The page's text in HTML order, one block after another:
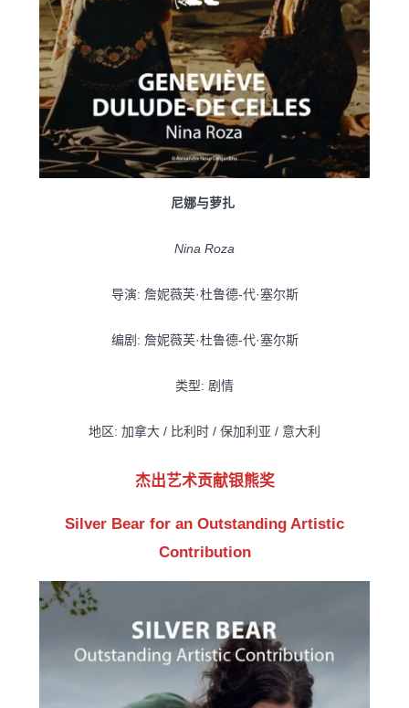
尼娜与萝扎
Nina Roza
导演: 詹妮薇芙·杜鲁德-代·塞尔斯
编剧: 詹妮薇芙·杜鲁德-代·塞尔斯
类型: 剧情
地区: 加拿大 / 比利时 / 保加利亚 / 意大利
杰出艺术贡献银熊奖
Silver Bear for an Outstanding Artistic
Contribution